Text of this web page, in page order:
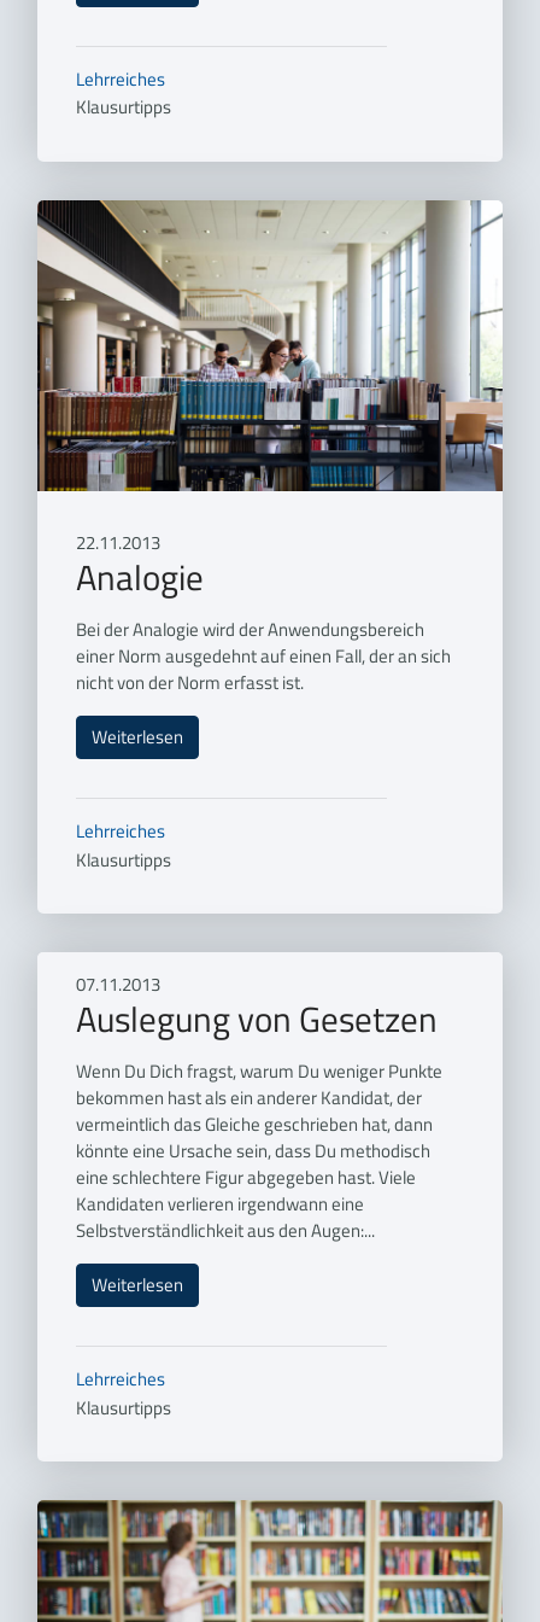
Lehrreiches
Klausurtipps
22.11.2013
Analogie
Bei der Analogie wird der Anwendungsbereich
einer Norm ausgedehnt auf einen Fall, der an sich
nicht von der Norm erfasst ist.
Weiterlesen
Lehrreiches
Klausurtipps
07.11.2013
Auslegung von Gesetzen
Wenn Du Dich fragst, warum Du weniger Punkte
bekommen hast als ein anderer Kandidat, der
vermeintlich das Gleiche geschrieben hat, dann
könnte eine Ursache sein, dass Du methodisch
eine schlechtere Figur abgegeben hast. Viele
Kandidaten verlieren irgendwann eine
Selbstverständlichkeit aus den Augen:...
Weiterlesen
Lehrreiches
Klausurtipps